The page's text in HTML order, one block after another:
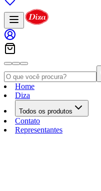
Home
Diza
Todos os produtos
Contato
Representantes